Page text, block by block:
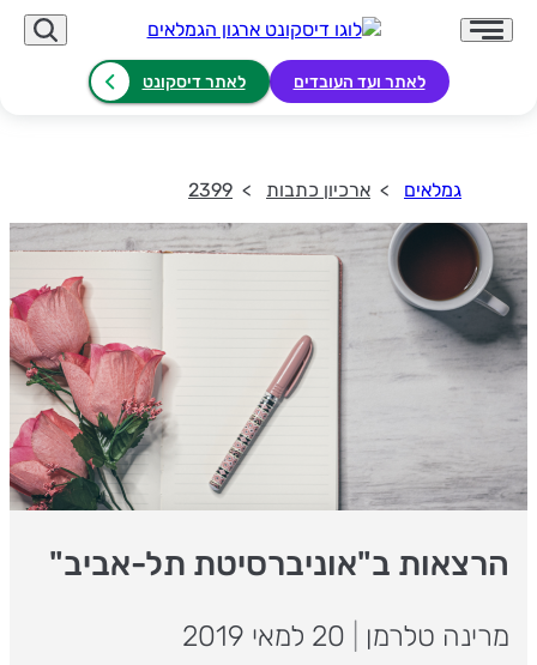
לאתר ועד העובדים לאתר דיסקונט
גמלאים ארכיון כתבות 2399
הרצאות ב"אוניברסיטת תל-אביב"
מרינה טלרמן